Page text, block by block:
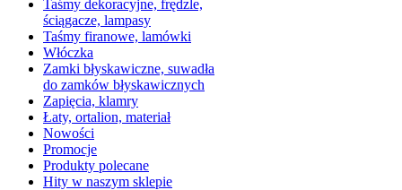
Taśmy dekoracyjne, frędzle,
ściągacze, lampasy
Taśmy firanowe, lamówki
Włóczka
Zamki błyskawiczne, suwadła
do zamków błyskawicznych
Zapięcia, klamry
Łaty, ortalion, materiał
Nowości
Promocje
Produkty polecane
Hity w naszym sklepie